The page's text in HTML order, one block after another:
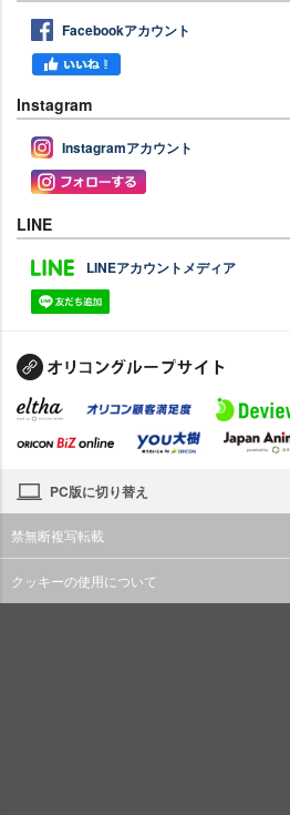
Facebookアカウント
Instagram
Instagramアカウント
LINE
LINEアカウントメディア
PC版に切り替え
禁無断複写転載
クッキーの使用について